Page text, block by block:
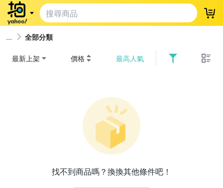
登
全部分類
最新上架 價格 最高人氣
找不到商品嗎？換換其他條件吧！